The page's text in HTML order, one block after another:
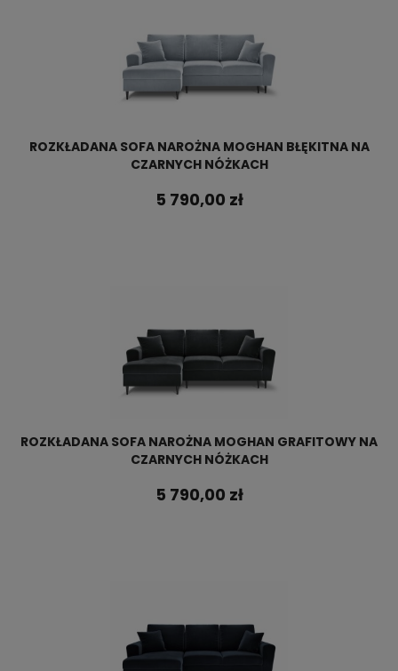
ROZKŁADANA SOFA NAROŻNA MOGHAN BŁĘKITNA NA
CZARNYCH NÓŻKACH
5 790,00 zł
ROZKŁADANA SOFA NAROŻNA MOGHAN GRAFITOWY NA
CZARNYCH NÓŻKACH
5 790,00 zł